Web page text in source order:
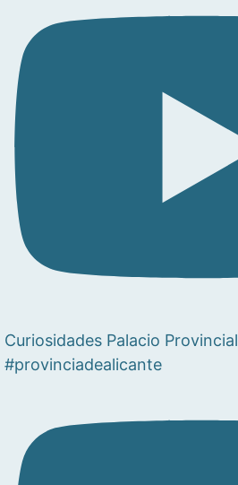
Curiosidades Palacio Provincial
#provinciadealicante